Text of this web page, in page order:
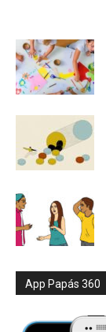
App Papás 360